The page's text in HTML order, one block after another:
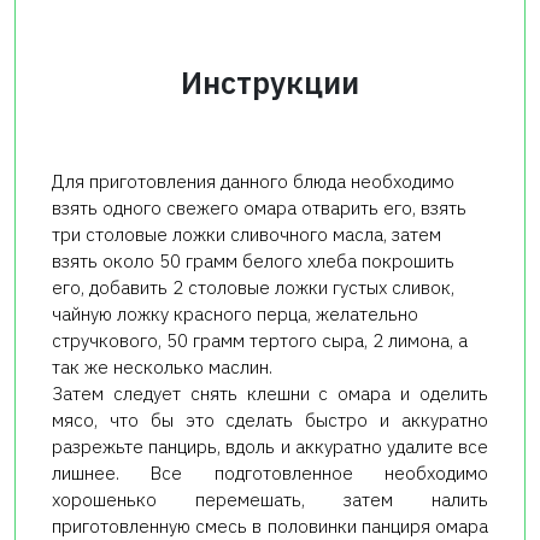
Инструкции
Для приготовления данного блюда необходимо
взять одного свежего омара отварить его, взять
три столовые ложки сливочного масла, затем
взять около 50 грамм белого хлеба покрошить
его, добавить 2 столовые ложки густых сливок,
чайную ложку красного перца, желательно
стручкового, 50 грамм тертого сыра, 2 лимона, а
так же несколько маслин.
Затем следует снять клешни с омара и оделить
мясо, что бы это сделать быстро и аккуратно
разрежьте панцирь, вдоль и аккуратно удалите все
лишнее. Все подготовленное необходимо
хорошенько перемешать, затем налить
приготовленную смесь в половинки панциря омара